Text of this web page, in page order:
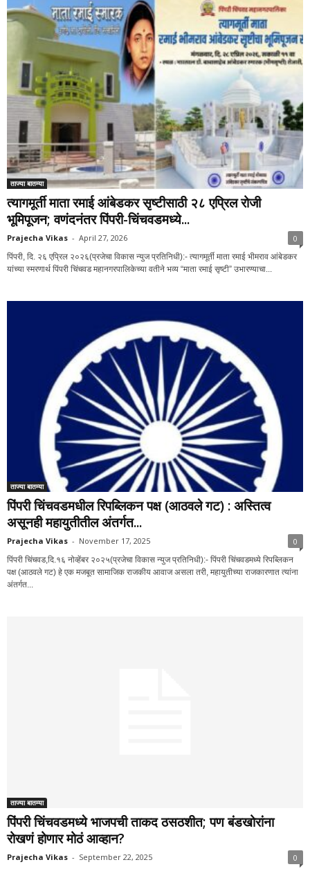
ताज्या बातम्या
त्यागमूर्ती माता रमाई आंबेडकर सृष्टीसाठी २८ एप्रिल रोजी
भूमिपूजन; वणंदनंतर पिंपरी-चिंचवडमध्ये...
Prajecha Vikas - April 27, 2026 0
पिंपरी, दि. २६ एप्रिल २०२६(प्रजेचा विकास न्युज प्रतिनिधी):- त्यागमूर्ती माता रमाई भीमराव आंबेडकर
यांच्या स्मरणार्थ पिंपरी चिंचवड महानगरपालिकेच्या वतीने भव्य “माता रमाई सृष्टी” उभारण्याचा...
ताज्या बातम्या
पिंपरी चिंचवडमधील रिपब्लिकन पक्ष (आठवले गट) : अस्तित्व
असूनही महायुतीतील अंतर्गत...
Prajecha Vikas - November 17, 2025 0
पिंपरी चिंचवड,दि.१६ नोव्हेंबर २०२५(प्रजेचा विकास न्युज प्रतिनिधी):- पिंपरी चिंचवडमध्ये रिपब्लिकन
पक्ष (आठवले गट) हे एक मजबूत सामाजिक राजकीय आवाज असला तरी, महायुतीच्या राजकारणात त्यांना
अंतर्गत...
ताज्या बातम्या
पिंपरी चिंचवडमध्ये भाजपची ताकद ठसठशीत; पण बंडखोरांना
रोखणं होणार मोठं आव्हान?
Prajecha Vikas - September 22, 2025 0